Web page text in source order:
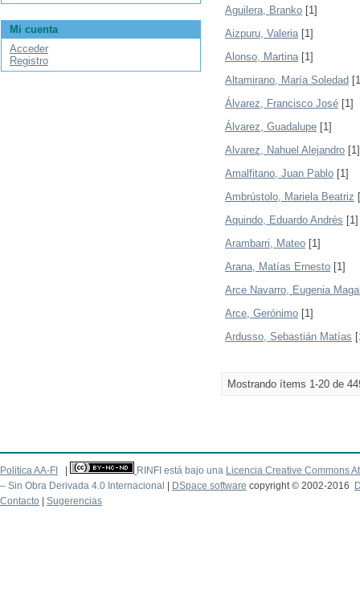
Aguilera, Branko [1]
Aizpuru, Valeria[1]
Alonso, Martina[1]
Altamirano, María Soledad
Álvarez, Francisco José [1]
Álvarez, Guadalupe [1]
Alvarez, Nahuel Alejandro [1]
Amalfitano, Juan Pablo [1]
Ambrústolo, Mariela Beatriz
Aquindo, Eduardo Andrés [1]
Arambarri, Mateo [1]
Arana, Matías Ernesto [1]
Arce Navarro, Eugenia
Arce, Gerónimo [1]
Ardusso, Sebastián Matías
Mostrando ítems 1-20 de
Mi cuenta
Acceder
Registro
Politica AA-FI RINFI está bajo una Licencia Creative Commons
– Sin Obra Derivada 4.0 Internacional
DSpace software copyright © 2002-2016
Contacto
Sugerencias